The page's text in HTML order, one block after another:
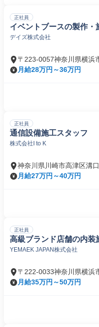
正社員
イベントブースの製作・
デイズ株式会社
〒223-0057神奈川県横浜
月給28万円～36万円
正社員
通信設備施工スタッフ
株式会社I to K
神奈川県川崎市高津区溝口
月給27万円～40万円
正社員
高級ブランド店舗の内装
YEMAEK JAPAN株式会社
〒222-0033神奈川県横浜
月給35万円～50万円